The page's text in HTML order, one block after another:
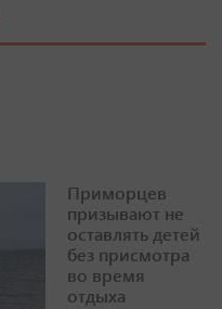
Приморцев
призывают не
оставлять детей
без присмотра
во время
отдыха